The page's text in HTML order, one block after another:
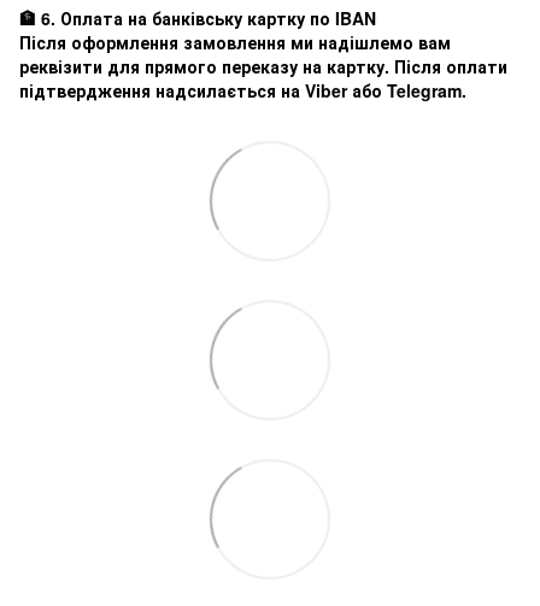
🏦 6. Оплата на банківську картку по IBAN
Після оформлення замовлення ми надішлемо вам
реквізити для прямого переказу на картку. Після оплати
підтвердження надсилається на Viber або Telegram.